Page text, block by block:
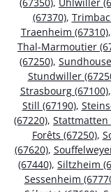
(67370),
Traenheim (67310),
Thal-Marmoutier
(67250),
Stundwiller
Strasbourg (67100),
Still (67190),
(67220), Stattmatten
Forêts (67250),
(67620),
(67440), Siltzheim
Sessenheim